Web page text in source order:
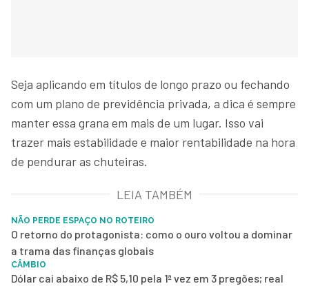
Seja aplicando em títulos de longo prazo ou fechando
com um plano de previdência privada, a dica é sempre
manter essa grana em mais de um lugar. Isso vai
trazer mais estabilidade e maior rentabilidade na hora
de pendurar as chuteiras.
LEIA TAMBÉM
NÃO PERDE ESPAÇO NO ROTEIRO
O retorno do protagonista: como o ouro voltou a dominar
a trama das finanças globais
CÂMBIO
Dólar cai abaixo de R$ 5,10 pela 1ª vez em 3 pregões; real